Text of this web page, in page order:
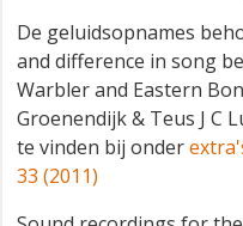
De geluidsopnames
and difference in song
Warbler and Eastern
Groenendijk & Teus J C
te vinden bij onder
33 (2011)